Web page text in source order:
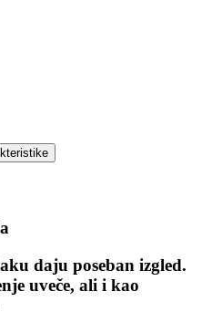
daju poseban izgled.
uveče, ali i kao